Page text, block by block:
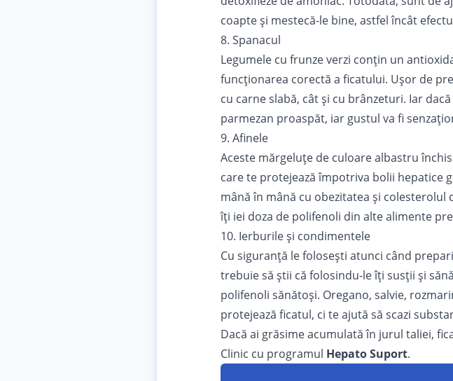
coapte şi mestecă-le bine, astfel încât
8. Spanacul
Legumele cu frunze verzi conţin un
funcţionarea corectă a ficatului. Uşor de
cu carne slabă, cât şi cu brânzeturi. Iar
parmezan proaspăt, iar gustul va fi
9. Afinele
Aceste mărgeluţe de culoare albastru
care te protejează împotriva bolii hepatice
mână în mână cu obezitatea și colesterolul
îţi iei doza de polifenoli din alte alimente
10. Ierburile și condimentele
Cu siguranţă le foloseşti atunci când
trebuie să ştii că folosindu-le îţi susţii şi
polifenoli sănătoși. Oregano, salvie,
protejează ficatul, ci te ajută să scazi
Dacă ai grăsime acumulată în jurul taliei,
Clinic cu programul Hepato Suport.